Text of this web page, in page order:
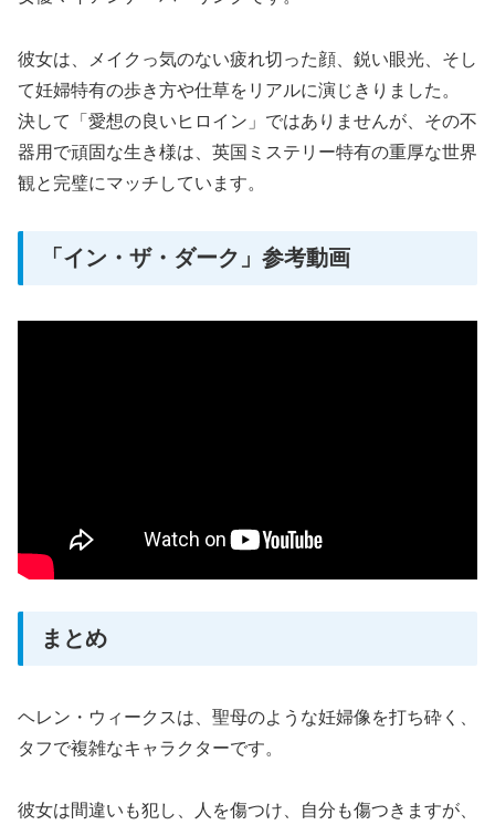
彼女は、メイクっ気のない疲れ切った顔、鋭い眼光、そし
て妊婦特有の歩き方や仕草をリアルに演じきりました。
決して「愛想の良いヒロイン」ではありませんが、その不
器用で頑固な生き様は、英国ミステリー特有の重厚な世界
観と完璧にマッチしています。
「イン・ザ・ダーク」参考動画
まとめ
ヘレン・ウィークスは、聖母のような妊婦像を打ち砕く、
タフで複雑なキャラクターです。
彼女は間違いも犯し、人を傷つけ、自分も傷つきますが、